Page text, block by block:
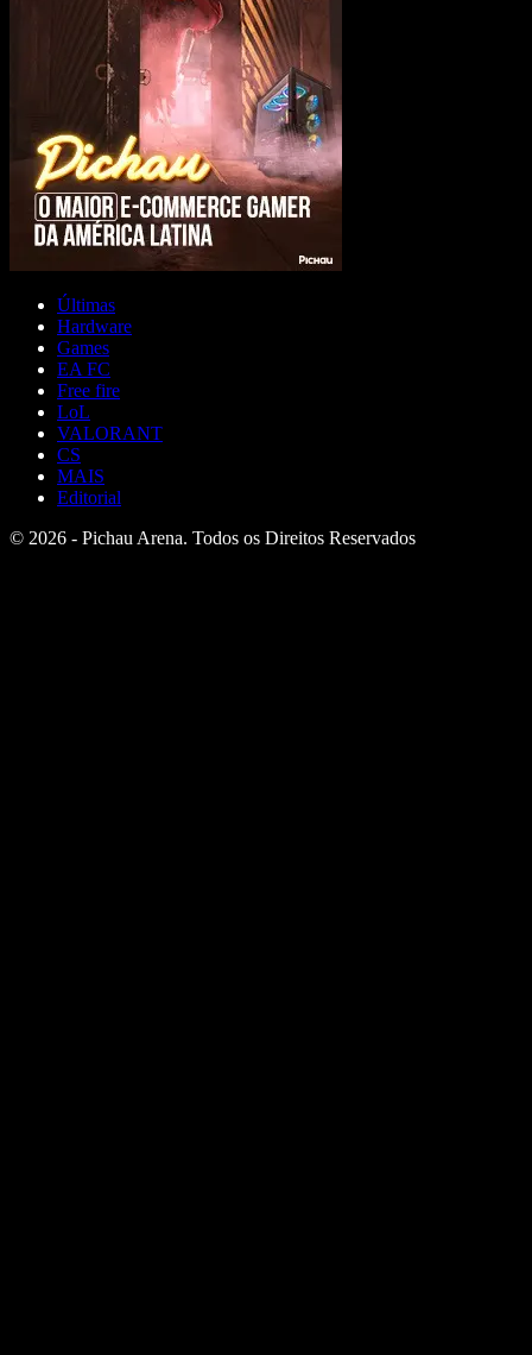
Últimas
Hardware
Games
EA FC
Free fire
LoL
VALORANT
CS
MAIS
Editorial
© 2026 - Pichau Arena. Todos os Direitos Reservados